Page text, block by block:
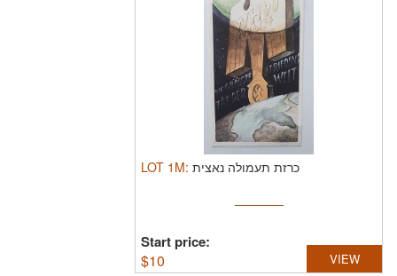
LOT 1M: כרזת תעמולה נאצית
Start price:
$10 VIEW